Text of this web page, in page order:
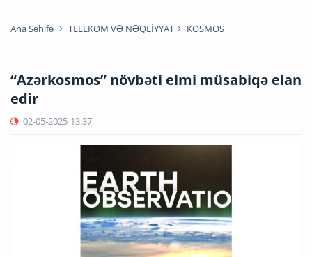
Ana Səhifə TELEKOM VƏ NƏQLİYYAT KOSMOS
“Azərkosmos” növbəti elmi müsabiqə elan
edir
02-05-2025 13:37